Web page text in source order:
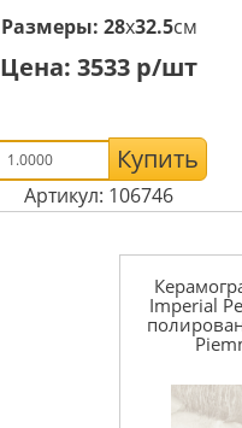
Размеры: 28x32.5см
Цена:3533 р/шт
Купить
Артикул: 106746
Imperial